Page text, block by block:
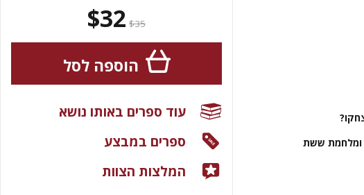
ומלחמת ששת
$35
$32
הוספה לסל
עוד ספרים באותו נושא
ספרים במבצע
המלצות הצוות